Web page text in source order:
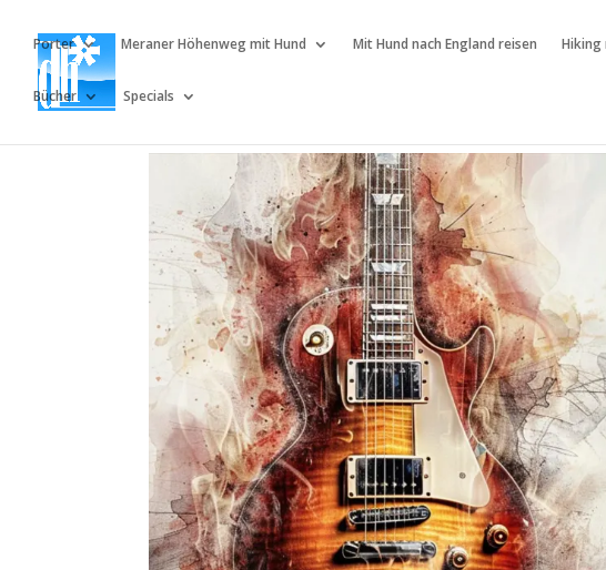
Porter Meraner Höhenweg mit Hund Mit Hund nach England reisen Hiking
Bücher Specials